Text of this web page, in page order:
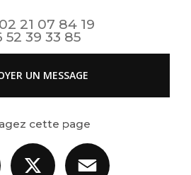
02 21 07 84 19
52 39 33 85
UN MESSAGE
cette page
Facebook